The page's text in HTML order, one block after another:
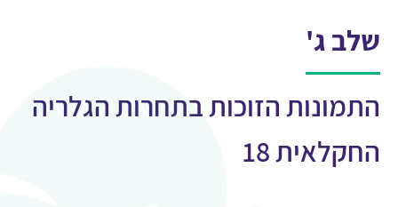
שלב ג'
התמונות הזוכות בתחרות הגלריה
החקלאית 18